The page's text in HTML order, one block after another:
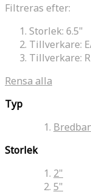
Filtreras efter:
Storlek: 6.5"
Tillverkare:
Tillverkare:
Rensa alla
Typ
Storlek
2"
5"